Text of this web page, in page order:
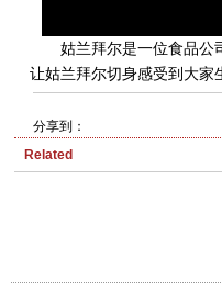
姑兰拜尔是一位食品公
让姑兰拜尔切身感受到大家
分享到：
Related